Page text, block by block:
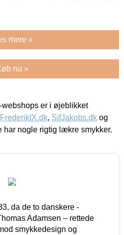
mere »
nu »
er i øjeblikket
FrederikIX.dk, SifJakobs.dk og
har nogle rigtig lækre smykker.
da de to danskere -
Adamsen – rettede
smykkedesign og